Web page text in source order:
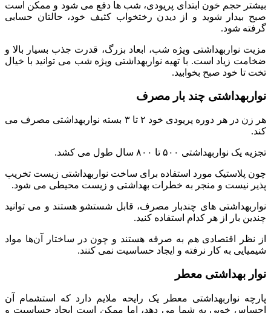
بیشتر حجم خون ابتدای پریودی، شب ها دفع می‌ شود و ممکن است
صبح بیدار شوید و از دیدن رختخواب کثیف خود، حالتان حسابی
گرفته شود.
مزیت نواربهداشتی ویژه شب، ابعاد بزرگ، قدرت جذب بسیار بالا و
ضخامت زیاد است. با تهیه نواربهداشتی ویژه شب می ‌توانید با خیال
تخت تا خود صبح بخوابید.
نواربهداشتی چند بار مصرف
هر زن در هر دوره پریودی خود ۲ تا ۳ بسته نواربهداشتی مصرف می
کند.
تجزیه یک نواربهداشتی ۵۰۰ تا ۸۰۰ سال طول می ‌کشد.
چون پلاستیک مورد استفاده برای ساخت نواربهداشتی زیست ‌تخریب‌
پذیر نیست و منجر به خطرات بهداشتی و زیست‌ محیطی می‌ شود.
نواربهداشتی ‌های چندبار مصرف، قابل شستشو هستند و می‌ توانید
چندین بار از هر کدام استفاده کنید.
از نظر اقتصادی هم به ‌صرفه هستند و چون در ساختار آن‌ها مواد
شیمیایی به ‌کار نرفته و ایجاد حساسیت نمی ‌کنند.
نوار بهداشتی معطر
پارچه نواربهداشتی معطر یک رایحه ملایم دارد که استشمام آن
احساس خوبی به شما می‌ دهد، اما ممکن است ایجاد حساسیت و